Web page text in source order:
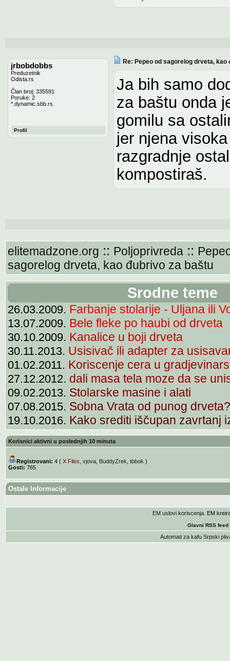
jrbobdobbs
Preduzetnik
Odista.rs
Član broj: 335591
Poruke: 2
*.dynamic.sbb.rs.
Profil
Re: Pepeo od sagorelog drveta, kao
Ja bih samo
za baštu onda
gomilu sa
jer njena
razgradnje
kompostiraš.
elitemadzone.org :: Poljoprivreda ::
sagorelog drveta, kao đubrivo za baštu
Srodne teme
26.03.2009. Farbanje stolarije - Uljana ili
13.07.2009. Bele fleke po haubi od drveta
30.10.2009. Kanalice u boji drveta
30.11.2013. Usisivač ili adapter za
01.02.2011. Koriscenje cera u
27.12.2012. dali masa tela moze da se
09.02.2013. Stolarske masine i alati
07.08.2015. Sobna Vrata od punog
19.10.2016. Kako srediti iščupan zavrtanj
Korisnici aktivni u poslednjih 10 minuta
Registrovani: 4 ( X Files vjova, BuddyZrek tbbok )
Gosti: 765
Ostale Informacije
EM uslovi koriscenja . EM
Glavni RSS feed
Automati za kafu Srpski